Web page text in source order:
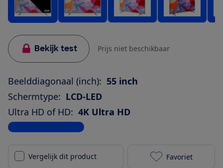
Bekijk test Prijs niet beschikbaar
Beelddiagonaal (inch): 55 inch
Schermtype: LCD-LED
Ultra HD of HD: 4K Ultra HD
Bekijk alle specificaties
Vergelijk dit product Samsung
Favoriet